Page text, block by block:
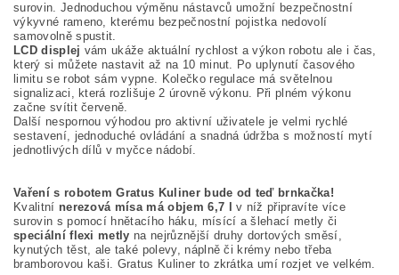
surovin. Jednoduchou výměnu nástavců umožní bezpečnostní
výkyvné rameno, kterému bezpečnostní pojistka nedovolí
samovolně spustit.
LCD displej vám ukáže aktuální rychlost a výkon robotu ale i čas,
který si můžete nastavit až na 10 minut. Po uplynutí časového
limitu se robot sám vypne. Kolečko regulace má světelnou
signalizaci, která rozlišuje 2 úrovně výkonu. Při plném výkonu
začne svítit červeně.
Další nespornou výhodou pro aktivní uživatele je velmi rychlé
sestavení, jednoduché ovládání a snadná údržba s možností mytí
jednotlivých dílů v myčce nádobí.
Vaření s robotem Gratus Kuliner bude od teď brnkačka!
Kvalitní nerezová mísa má objem 6,7 l
v níž připravíte více
surovin s pomocí hnětacího háku, mísící a šlehací metly či
speciální flexi metly na nejrůznější druhy dortových směsí,
kynutých těst, ale také polevy, náplně či krémy nebo třeba
bramborovou kaši. Gratus Kuliner to zkrátka umí rozjet ve velkém.